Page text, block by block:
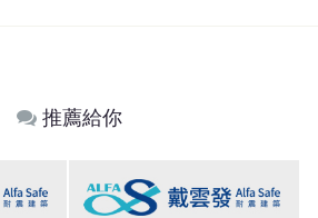
推薦給你